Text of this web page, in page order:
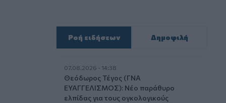
Ροή ειδήσεων Δημοφιλή
07.08.2026 - 14:38
Θεόδωρος Τέγος (ΓΝΑ
ΕΥΑΓΓΕΛΙΣΜΟΣ): Νέο παράθυρο
ελπίδας για τους ογκολογικούς